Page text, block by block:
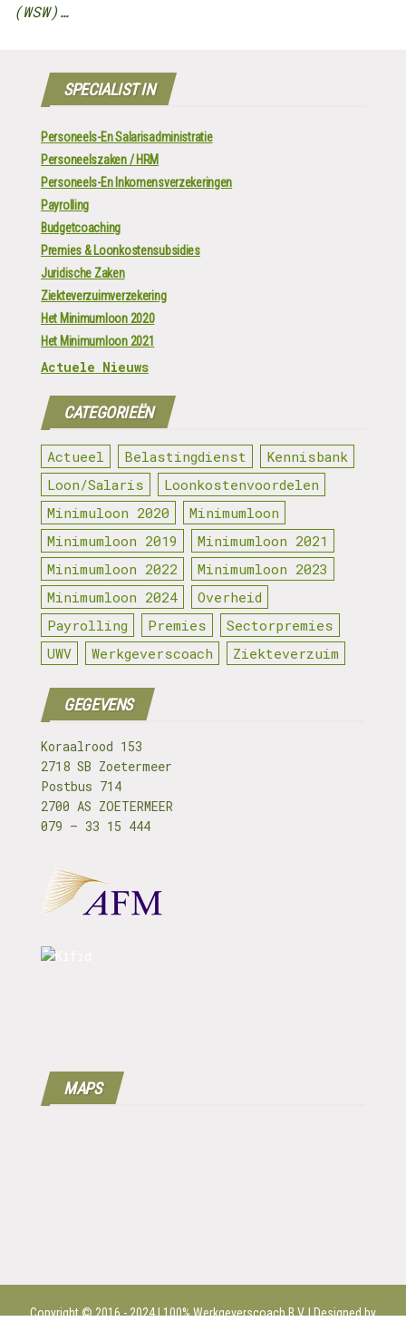
(WSW)…
SPECIALIST IN
Personeels-En Salarisadministratie
Personeelszaken / HRM
Personeels-En Inkomensverzekeringen
Payrolling
Budgetcoaching
Premies & Loonkostensubsidies
Juridische Zaken
Ziekteverzuimverzekering
Het Minimumloon 2020
Het Minimumloon 2021
Actuele Nieuws
CATEGORIEËN
Actueel Belastingdienst
Kennisbank
Loon/Salaris
Loonkostenvoordelen
Minimuloon 2020
Minimumloon
Minimumloon 2019
Minimumloon 2021
Minimumloon 2022
Minimumloon 2023
Minimumloon 2024
Overheid
Payrolling
Premies
Sectorpremies
UWV
Werkgeverscoach Ziekteverzuim
GEGEVENS
Koraalrood 153
2718 SB Zoetermeer
Postbus 714
2700 AS ZOETERMEER
079 – 33 15 444
MAPS
Copyright © 2016 - 2024 | 100%Werkgeverscoach B.V.| Designed by